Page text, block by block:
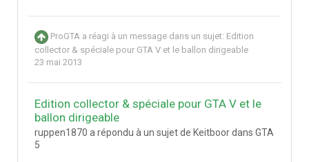
ProGTA a réagi à un message dans un sujet: Edition
collector & spéciale pour GTA V et le ballon dirigeable
23 mai 2013
Edition collector & spéciale pour GTA V et le
ballon dirigeable
ruppen1870 a répondu à un sujet de Keitboor dans GTA
5